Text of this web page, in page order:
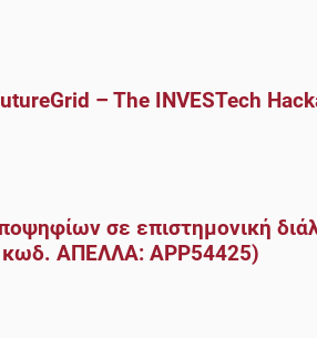
– The INVESTech
σε επιστημονική
κωδ. ΑΠΕΛΛΑ: ΑΡΡ54425)